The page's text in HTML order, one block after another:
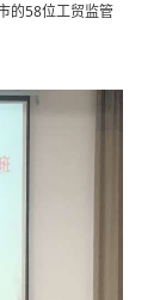
的58位工贸监管